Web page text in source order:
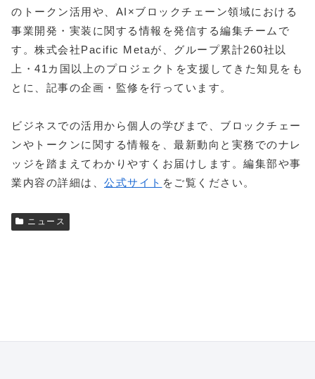
のトークン活用や、AI×ブロックチェーン領域における
事業開発・実装に関する情報を発信する編集チームで
す。株式会社Pacific Metaが、グループ累計260社以
上・41カ国以上のプロジェクトを支援してきた知見をも
とに、記事の企画・監修を行っています。
ビジネスでの活用から個人の学びまで、ブロックチェー
ンやトークンに関する情報を、最新動向と実務でのナレ
ッジを踏まえてわかりやすくお届けします。編集部や事
業内容の詳細は、 公式サイト をご覧ください。
ニュース